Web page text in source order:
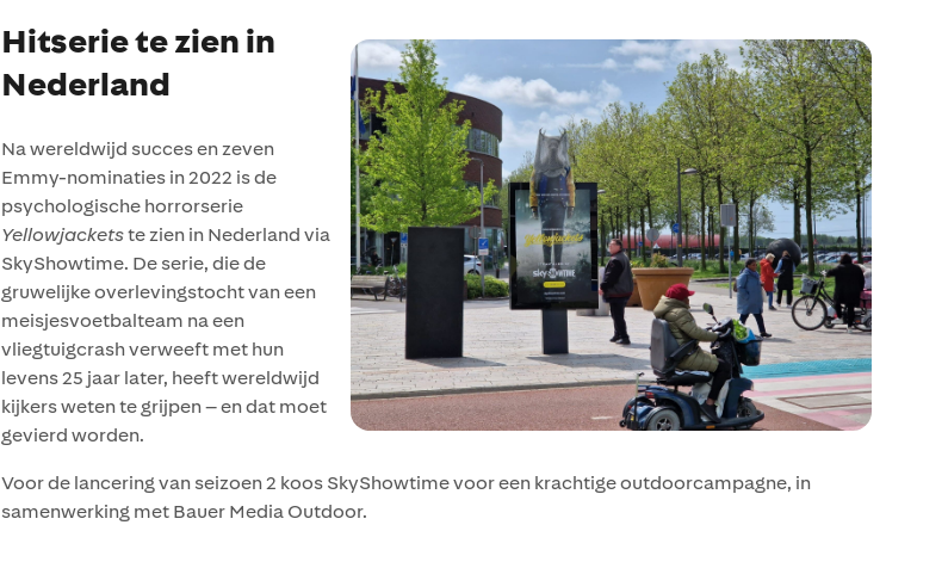
Hitserie te zien in
Nederland
Na wereldwijd succes en zeven
Emmy-nominaties in 2022 is de
psychologische horrorserie
Yellowjacketste zien in Nederland via
SkyShowtime. De serie, die de
gruwelijke overlevingstocht van een
meisjesvoetbalteam na een
vliegtuigcrash verweeft met hun
levens 25 jaar later, heeft wereldwijd
kijkers weten te grijpen – en dat moet
gevierd worden.
Voor de lancering van seizoen 2 koos SkyShowtime voor een krachtige outdoorcampagne, in
samenwerking met Bauer Media Outdoor.